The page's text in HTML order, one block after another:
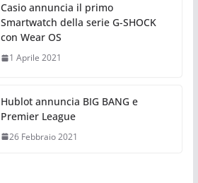
Casio annuncia il primo
Smartwatch della serie G-SHOCK
con Wear OS
1 Aprile 2021
Hublot annuncia BIG BANG e
Premier League
26 Febbraio 2021